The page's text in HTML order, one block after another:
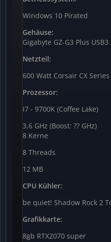
Windows 10 Pirated
Gehäuse:
Gigabyte GZ-G3 Plus USB3
Netzteil:
600 Watt Corsair CX
Prozessor:
I7 - 9700K (Coffee Lake)
3,6 GHz (Boost: ?? GHz)
8 Kerne
8 Threads
12 MB
CPU Kühler:
be quiet! Shadow Rock 2
Grafikkarte:
8gb RTX2070 super